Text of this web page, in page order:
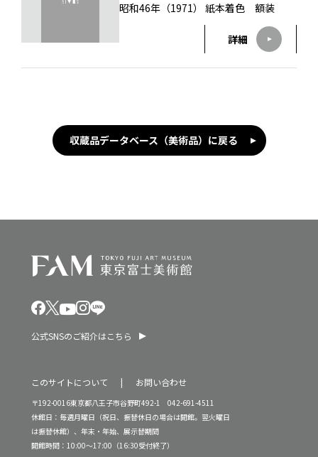
昭和46年（1971） 紙本着色 額装
詳細
収蔵品データベース（美術品）に戻る
公式SNSのご紹介はこちら
このサイトについて お問い合わせ
〒192-0016東京都八王子市谷野町492-1 042-691-4511
休館日：毎週月曜日（祝日、振替休日の場合は開館。翌火曜日
は振替休館）、年末・年始、展示替期間
開館時間：10:00～17:00（16:30受付終了）